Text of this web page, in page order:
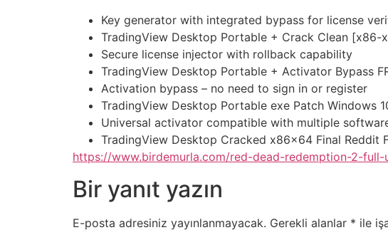
Key generator with integrated bypass for license
TradingView Desktop Portable + Crack Clean [x86-
Secure license injector with rollback capability
TradingView Desktop Portable + Activator Bypass
Activation bypass – no need to sign in or register
TradingView Desktop Portable exe Patch Windows
Universal activator compatible with multiple
TradingView Desktop Cracked x86x64 Final Reddit
https://www.birdemurla.com/red-dead-redemption-2-
Bir yanıt yazın
E-posta adresiniz yayınlanmayacak. Gerekli alanlar * ile